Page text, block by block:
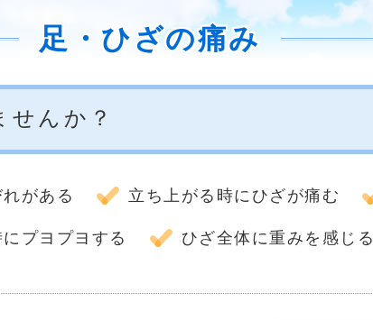
足・ひざの痛み
んか？
がある 立ち上がる時にひざが痛む
プヨプヨする ひざ全体に重みを感じる